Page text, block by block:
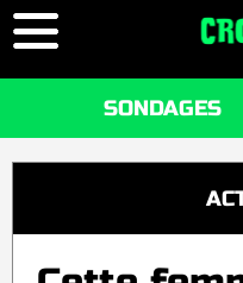
SONDAGES